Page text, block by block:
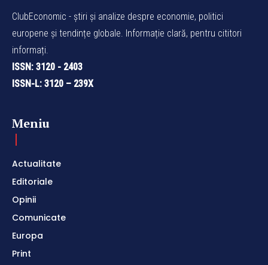
ClubEconomic - știri și analize despre economie, politici
europene și tendințe globale. Informație clară, pentru cititori
informați.
ISSN: 3120 - 2403
ISSN-L: 3120 – 239X
Meniu
Actualitate
Editoriale
Opinii
Comunicate
Europa
Print